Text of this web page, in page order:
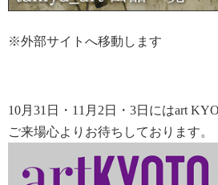
※外部サイトへ移動します
10月31日・11月2日・3日にはart
ご来場心よりお待ちしております。